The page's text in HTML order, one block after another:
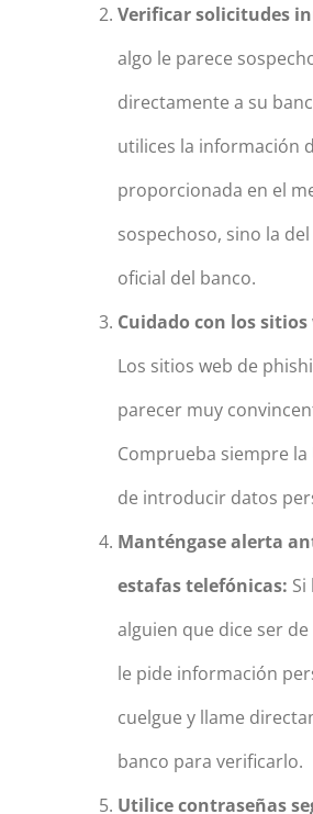
Verificar solicitudes
algo le parece
directamente a su
utilices la información
proporcionada en el
sospechoso, sino la
oficial del banco.
Cuidado con los sitios
Los sitios web de
parecer muy
Comprueba siempre la
de introducir datos
Manténgase alerta
estafas telefónicas: Si
alguien que dice ser
le pide información
cuelgue y llame
banco para verificarlo.
Utilice contraseñas